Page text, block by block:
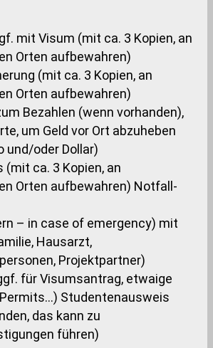
mit Visum (mit ca. 3 Kopien, an
Orten aufbewahren)
(mit ca. 3 Kopien, an
Orten aufbewahren)
Bezahlen (wenn vorhanden),
um Geld vor Ort abzuheben
und/oder Dollar)
ca. 3 Kopien, an
Orten aufbewahren) Notfall-
– in case of emergency) mit
Hausarzt,
Projektpartner)
für Visumsantrag, etwaige
Studentenausweis
das kann zu
führen)